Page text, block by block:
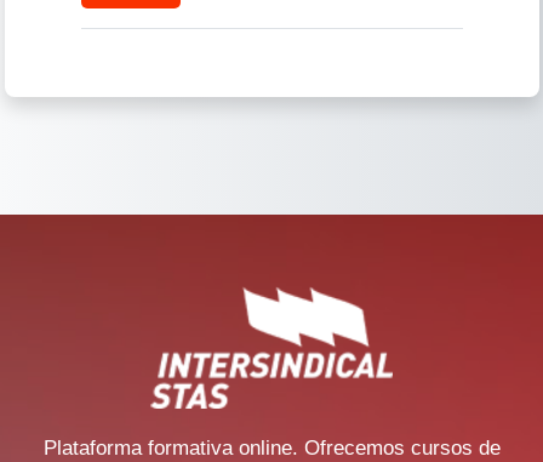
Plataforma formativa online. Ofrecemos cursos de